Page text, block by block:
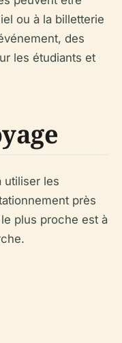
ou à la billetterie
des
les étudiants et
utiliser les
près
plus proche est à